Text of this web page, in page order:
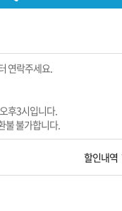
연락주세요.
후3시입니다.
불 불가합니다.
할인내역